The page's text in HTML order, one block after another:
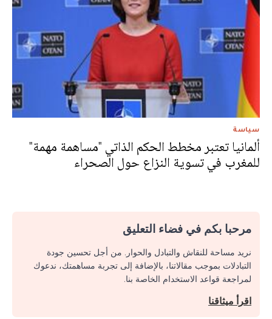
سياسة
ألمانيا تعتبر مخطط الحكم الذاتي "مساهمة مهمة"
للمغرب في تسوية النزاع حول الصحراء
مرحبا بكم في فضاء التعليق
نريد مساحة للنقاش والتبادل والحوار. من أجل تحسين جودة
التبادلات بموجب مقالاتنا، بالإضافة إلى تجربة مساهمتك، ندعوك
لمراجعة قواعد الاستخدام الخاصة بنا.
اقرأ ميثاقنا